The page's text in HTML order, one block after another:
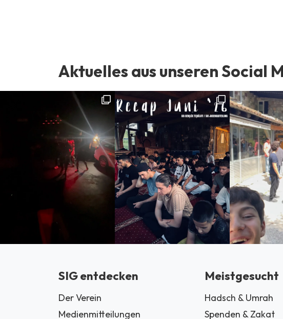
Aktuelles aus unseren Social
SIG entdecken
Der Verein
Medienmitteilungen
Meistgesucht
Hadsch & Umrah
Spenden & Zakat